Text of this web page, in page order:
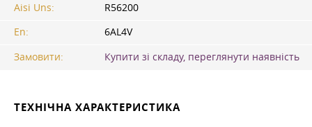
Aisi Uns:
R56200
En:
6AL4V
Замовити:
Купити зі складу, переглянути наявність
ТЕХНІЧНА ХАРАКТЕРИСТИКА